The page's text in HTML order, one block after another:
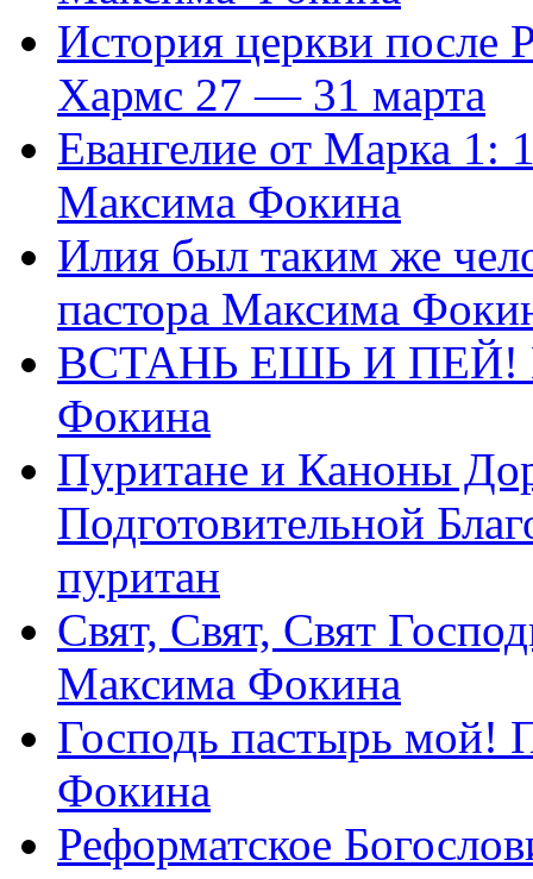
История церкви
Хармс 27 — 31 марта
Евангелие от Марка 1:
Максима Фокина
Илия был таким же
пастора Максима
ВСТАНЬ ЕШЬ И ПЕЙ!
Фокина
Пуритане и Каноны
Подготовительной
пуритан
Свят, Свят, Свят
Максима Фокина
Господь пастырь мой!
Фокина
Реформатское